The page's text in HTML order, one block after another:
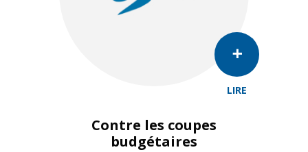
LIRE
Contre les coupes
budgétaires